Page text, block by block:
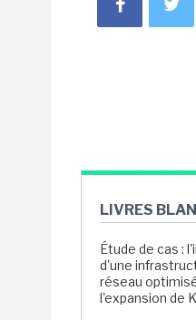
LIVRES
Étude de cas :
d'une
réseau
l'expansion de